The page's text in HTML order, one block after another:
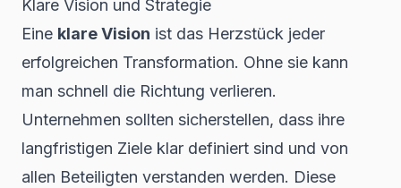
Klare Vision und Strategie
Eine klare Vision ist das Herzstück jeder
erfolgreichen Transformation. Ohne sie kann
man schnell die Richtung verlieren.
Unternehmen sollten sicherstellen, dass ihre
langfristigen Ziele klar definiert sind und von
allen Beteiligten verstanden werden. Diese